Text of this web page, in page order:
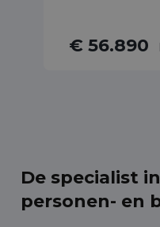
€ 56.890
De specialist
personen- en